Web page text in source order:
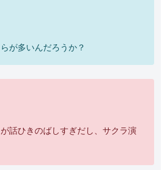
が多いんだろうか？
話ひきのばしすぎだし、サクラ演